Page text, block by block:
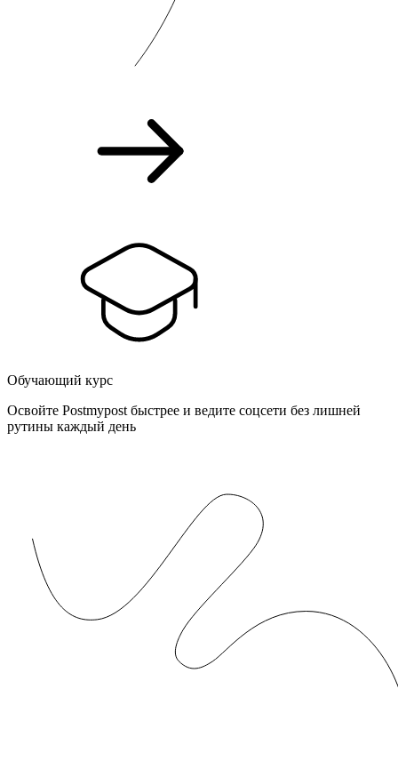
Обучающий курс
Освойте Postmypost быстрее и ведите соцсети без лишней
рутины каждый день